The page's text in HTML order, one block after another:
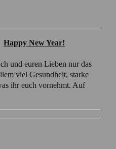
Happy New Year!
und euren Lieben nur das
viel Gesundheit, starke
ihr euch vornehmt. Auf